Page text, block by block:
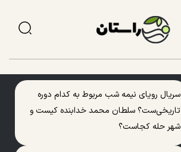
سریال رویای نیمه شب مربوط به کدام دوره
تاریخی‌ست؟ سلطان محمد خدابنده کیست و
شهر حله کجاست؟